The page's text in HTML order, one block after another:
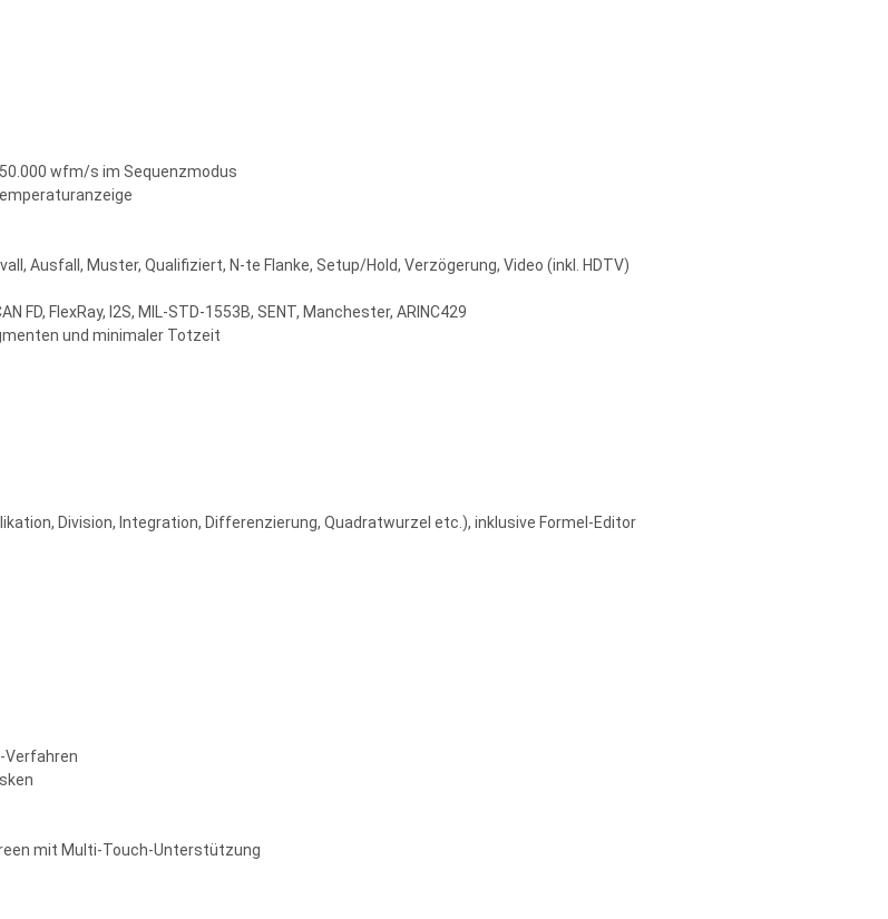
wfm/s im Sequenzmodus
Ausfall, Muster, Qualifiziert, N-te Flanke, Setup/Hold, Verzögerung, Video (inkl. HDTV)
FD, FlexRay, I2S, MIL-STD-1553B, SENT, Manchester, ARINC429
und minimaler Totzeit
Division, Integration, Differenzierung, Quadratwurzel etc.), inklusive Formel-Editor
Verfahren
mit Multi-Touch-Unterstützung